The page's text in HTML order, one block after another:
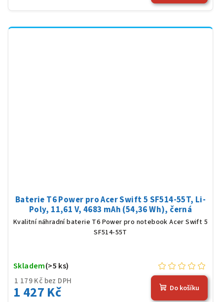
Baterie T6 Power pro Acer Swift 5 SF514-55T, Li-
Poly, 11,61 V, 4683 mAh (54,36 Wh), černá
Kvalitní náhradní baterie T6 Power pro notebook Acer Swift 5
SF514-55T
1 179 Kč bez DPH
1 427 Kč
Skladem(>5 ks)
Do košíku